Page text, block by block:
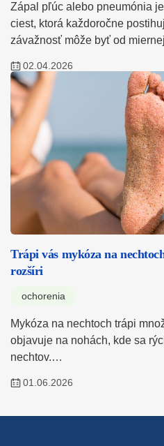
Zápal pľúc alebo pneumónia
ciest, ktorá každoročne
závažnosť môže byť od
02.04.2026
Trápi vás mykóza na
rozšíri
ochorenia
Mykóza na nechtoch trápi
objavuje na nohách, kde sa
nechtov.…
01.06.2026